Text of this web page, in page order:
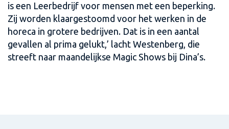
is een Leerbedrijf voor mensen met een beperking.
Zij worden klaargestoomd voor het werken in de
horeca in grotere bedrijven. Dat is in een aantal
gevallen al prima gelukt,’ lacht Westenberg, die
streeft naar maandelijkse Magic Shows bij Dina’s.